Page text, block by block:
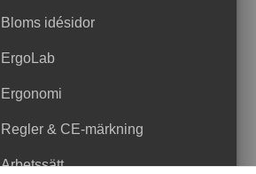
Bloms idésidor
ErgoLab
Ergonomi
Regler & CE-märkning
Arbetssätt